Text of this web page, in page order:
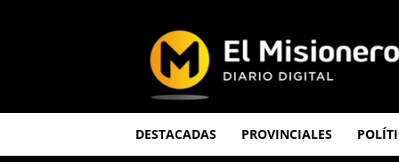
Misionero
DESTACADAS PROVINCIALES